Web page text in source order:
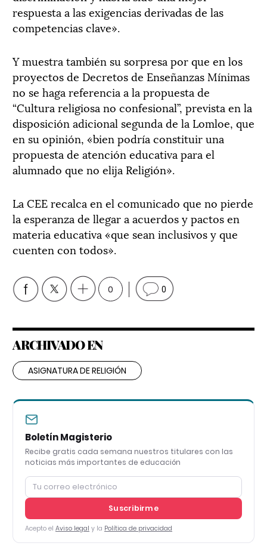
respuesta a las exigencias derivadas de las
competencias clave».
Y muestra también su sorpresa por que en los
proyectos de Decretos de Enseñanzas Mínimas
no se haga referencia a la propuesta de
“Cultura religiosa no confesional”, prevista en la
disposición adicional segunda de la Lomloe, que
en su opinión, «bien podría constituir una
propuesta de atención educativa para el
alumnado que no elija Religión».
La CEE recalca en el comunicado que no pierde
la esperanza de llegar a acuerdos y pactos en
materia educativa «que sean inclusivos y que
cuenten con todos».
0 0
ARCHIVADO EN
ASIGNATURA DE RELIGIÓN
Boletín Magisterio
Recibe gratis cada semana nuestros titulares con las
noticias más importantes de educación
Suscribirme
Acepto el Aviso legal y la Política de privacidad